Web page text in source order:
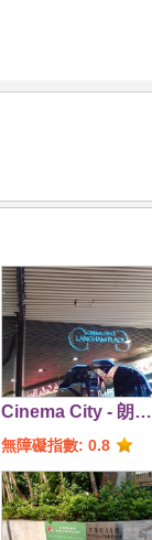
Cinema City - 朗豪
坊
無障礙指數: 0.8